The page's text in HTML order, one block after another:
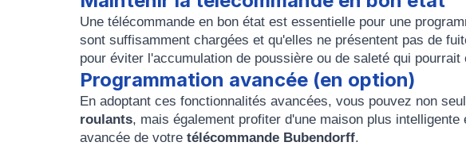
Une télécommande en bon état est essentielle pour une
sont suffisamment chargées et qu'elles ne présentent pas de
pour éviter l'accumulation de poussière ou de saleté qui
Programmation avancée (en option)
En adoptant ces fonctionnalités avancées, vous pouvez non
roulants, mais également profiter d'une maison plus
avancée de votre télécommande Bubendorff.